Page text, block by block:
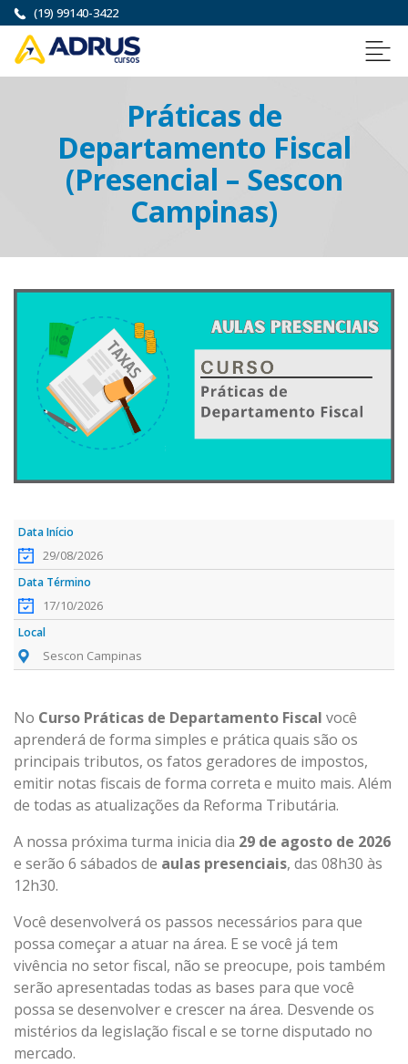
(19) 99140-3422
Práticas de
Departamento Fiscal
(Presencial – Sescon
Campinas)
29/08/2026
17/10/2026
Sescon Campinas
No Curso Práticas de Departamento Fiscal você
aprenderá de forma simples e prática quais são os
principais tributos, os fatos geradores de impostos,
emitir notas fiscais de forma correta e muito mais. Além
de todas as atualizações da Reforma Tributária.
A nossa próxima turma inicia dia 29 de agosto de 2026
e serão 6 sábados de aulas presenciais, das 08h30 às
12h30.
Você desenvolverá os passos necessários para que
possa começar a atuar na área. E se você já tem
vivência no setor fiscal, não se preocupe, pois também
serão apresentadas todas as bases para que você
possa se desenvolver e crescer na área. Desvende os
mistérios da legislação fiscal e se torne disputado no
mercado.